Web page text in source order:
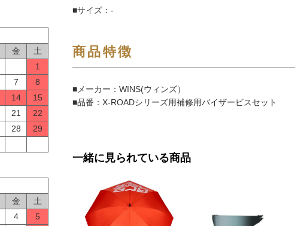
金
土
1
7
8
14
15
21
22
28
29
金
土
4
5
■サイズ：-
商品特徴
■メーカー：WINS(ウィンズ）
■品番：X-ROADシリーズ用補修用バイザービスセット
一緒に見られている商品